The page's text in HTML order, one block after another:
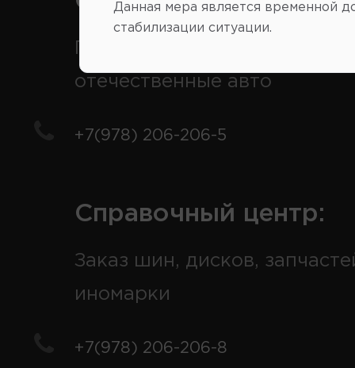
отечественные авто
+7(978) 206-206-5
Справочный центр:
Заказ шин, дисков,
иномарки
+7(978) 206-206-8
Данная мера является временной
стабилизации ситуации.